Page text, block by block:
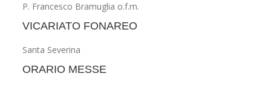
P. Francesco Bramuglia o.f.m.
VICARIATO FONAREO
Santa Severina
ORARIO MESSE